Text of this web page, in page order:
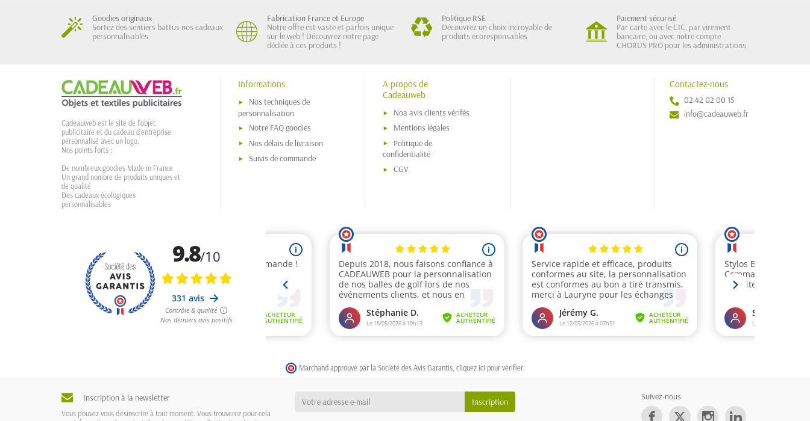
Goodies originaux
Sortez des sentiers battus nos cadeaux
personnalisables
Fabrication France et Europe
Notre offre est vaste et parfois unique
sur le web ! Découvrez notre page
dédiée à ces produits !
Politique RSE
Découvrez un choix incroyable de
produits écoresponsables
Paiement sécurisé
Par carte avec le CIC, par virement
bancaire, ou avec notre compte
CHORUS PRO pour les administrations
Cadeauweb est le site de l'objet
publicitaire et du cadeau d'entreprise
personnalisé avec un logo.
Nos points forts :
De nombreux goodies Made in France
Un grand nombre de produits uniques et
de qualité
Des cadeaux écologiques
personnalisables
Informations
Nos techniques de
personnalisation
Notre FAQ goodies
Nos délais de livraison
Suivis de commande
A propos de
Cadeauweb
Noa avis clients vérifés
Mentions légales
Politique de
confidentialité
CGV
Contactez-nous
02 42 02 00 15
info@cadeauweb.fr
Marchand approuvé par la Société des Avis Garantis, cliquez ici pour vérifier
Inscription à la newsletter
Vous pouvez vous désinscrire à tout moment. Vous trouverez pour cela
Suivez-nous